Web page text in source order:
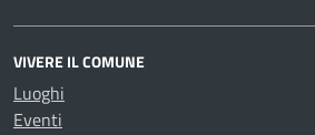
VIVERE IL COMUNE
Luoghi
Eventi